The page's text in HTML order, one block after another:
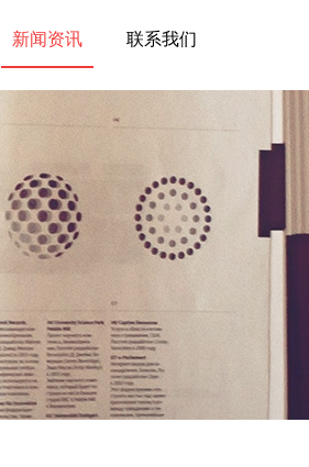
新闻资讯 联系我们